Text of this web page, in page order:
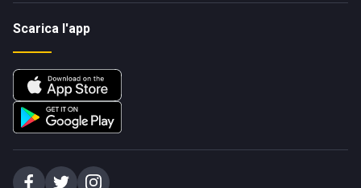
Scarica l'app